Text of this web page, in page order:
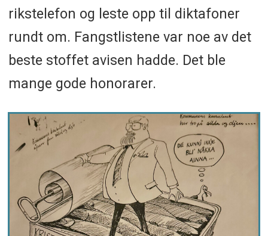
rikstelefon og leste opp til diktafoner
rundt om. Fangstlistene var noe av det
beste stoffet avisen hadde. Det ble
mange gode honorarer.